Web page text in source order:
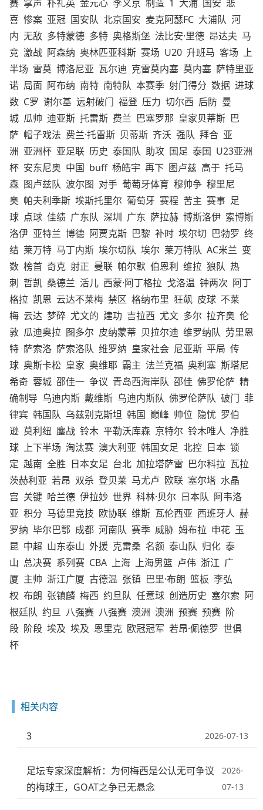
赛 掌声 朴礼英 金元心 李义京 制造 1 大浦 国安 悲
喜 惨案 亚冠 国安队 北京国安 麦克阿瑟FC 大浦队 河
内 无敌 多特蒙德 多特 奥格斯堡 法比安·里德 昂达夫 马
竞 激战 阿森纳 奥林匹亚科斯 赛场 U20 升班马 客场 上
半场 雷莫 博洛尼亚 瓦尔迪 克雷莫内塞 莫内塞 萨特里亚
诺 局面 阿布纳 南特 南特队 本赛季 射门得分 数据 进球
数 C罗 谢尔基 远射破门 福登 压力 切尔西 后防 曼
城 瓜帅 迪亚斯 托雷斯 费兰 巴塞罗那 皇家贝蒂斯 巴
萨 帽子戏法 费兰·托雷斯 贝蒂斯 齐沃 强队 拜合 亚
洲 亚洲杯 亚足联 历史 泰国队 助攻 国足 泰国 U23亚洲
杯 安东尼奥 中国 buff 杨皓宇 再下 图卢兹 高于 托马
森 图卢兹队 波尔图 对手 葡萄牙体育 穆帅争 穆里尼
奥 帕夫利季斯 埃斯托里尔 葡萄牙 赛程 苦主 赛事 足
球 点球 佳绩 广东队 深圳 广东 萨拉赫 博斯洛伊 索博斯
洛伊 亚特兰 博德 阿贾克斯 巴黎 补时 埃尔切 巴勃罗 终
结 莱万特 马丁内斯 埃尔切队 埃尔 莱万特队 AC米兰 变
数 榜首 奇克 射正 曼联 帕尔默 伯恩利 维拉 狼队 热
刺 哲凯 桑德兰 活儿 西蒙·阿丁格拉 戈洛温 钟两次 阿丁
格拉 凯恩 云达不莱梅 禁区 格纳布里 狂飙 皮球 不莱
梅 云达 梦碎 尤文的 建功 吉拉西 尤文 多尔 拉齐奥 伦
敦 瓜迪奥拉 图多尔 皮纳蒙蒂 贝拉尔迪 维罗纳队 劳里恩
特 萨索洛 萨索洛队 维罗纳 皇家社会 尼亚斯 平局 传
球 奥斯卡松 皇家 奥维耶 霸主 法兰克福 奥利塞 斯塔尼
希奇 蓉城 邵佳一 争议 青岛西海岸队 邵佳 佛罗伦萨 精
确制导 乌迪内斯 戴维斯 乌迪内斯队 佛罗伦萨队 破门 菲
律宾 韩国队 乌兹别克斯坦 韩国 巅峰 帅位 隐忧 罗伯
逊 莫利纽 鏖战 铃木 平勒沃库森 京特尔 铃木唯人 净胜
球 上下半场 淘汰赛 澳大利亚 韩国女足 北控 日本 锁
定 越南 全胜 日本女足 台北 加拉塔萨雷 巴尔科拉 瓦拉
茨赫利亚 若昂 双杀 登贝莱 马尤卢 欧联 塞尔塔 水晶
宫 关键 哈兰德 伊拉妙 世界 科林·贝尔 日本队 阿韦洛
亚 积分 马德里竞技 欧协联 维斯 瓦伦西亚 西班牙人 赫
罗纳 毕尔巴鄂 成都 河南队 赛季 威胁 姆布拉 申花 玉
昆 中超 山东泰山 外援 克雷桑 名额 泰山队 归化 泰
山 总决赛 系列赛 CBA 上海 上海男篮 卢伟 浙江 广
厦 主帅 浙江广厦 古德温 张镇 巴里·布朗 篮板 李弘
权 布朗 张镇麟 梅西 约旦队 任意球 创造历史 塞尔索 阿
根廷队 约旦 八强赛 八强赛 澳洲 澳洲 预赛 预赛 阶
段 阶段 埃及 埃及 恩里克 欧冠冠军 若昂·佩德罗 世俱
杯
相关内容
3 2026-07-13
足坛专家深度解析：为何梅西是公认无可争议
的梅球王，GOAT之争已无悬念
2026-
07-13